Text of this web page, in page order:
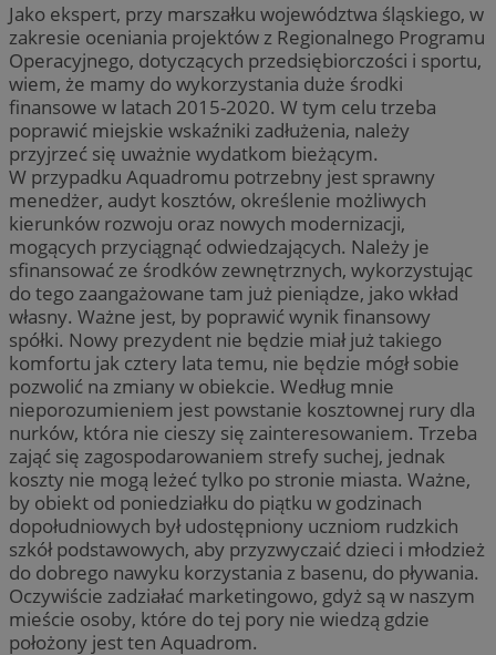
Jako ekspert, przy marszałku województwa śląskiego, w
zakresie oceniania projektów z Regionalnego Programu
Operacyjnego, dotyczących przedsiębiorczości i sportu,
wiem, że mamy do wykorzystania duże środki
finansowe w latach 2015-2020. W tym celu trzeba
poprawić miejskie wskaźniki zadłużenia, należy
przyjrzeć się uważnie wydatkom bieżącym.
W przypadku Aquadromu potrzebny jest sprawny
menedżer, audyt kosztów, określenie możliwych
kierunków rozwoju oraz nowych modernizacji,
mogących przyciągnąć odwiedzających. Należy je
sfinansować ze środków zewnętrznych, wykorzystując
do tego zaangażowane tam już pieniądze, jako wkład
własny. Ważne jest, by poprawić wynik finansowy
spółki. Nowy prezydent nie będzie miał już takiego
komfortu jak cztery lata temu, nie będzie mógł sobie
pozwolić na zmiany w obiekcie. Według mnie
nieporozumieniem jest powstanie kosztownej rury dla
nurków, która nie cieszy się zainteresowaniem. Trzeba
zająć się zagospodarowaniem strefy suchej, jednak
koszty nie mogą leżeć tylko po stronie miasta. Ważne,
by obiekt od poniedziałku do piątku w godzinach
dopołudniowych był udostępniony uczniom rudzkich
szkół podstawowych, aby przyzwyczaić dzieci i młodzież
do dobrego nawyku korzystania z basenu, do pływania.
Oczywiście zadziałać marketingowo, gdyż są w naszym
mieście osoby, które do tej pory nie wiedzą gdzie
położony jest ten Aquadrom.